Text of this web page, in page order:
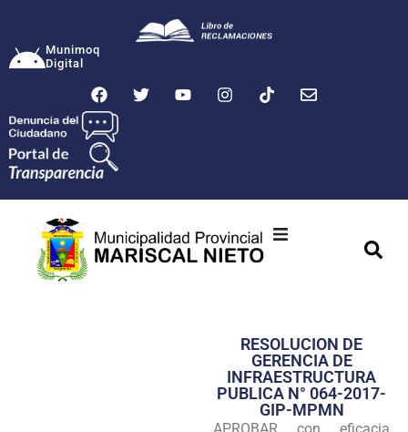
Munimoq
Digital
Transparencia
Seguridad
RESOLUCION DE
GERENCIA DE
INFRAESTRUCTURA
PUBLICA N° 064-2017-
GIP-MPMN
APROBAR con eficacia